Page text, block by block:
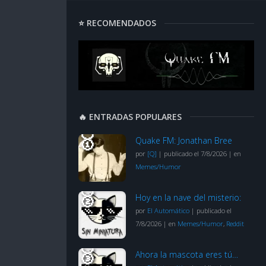
⭐ RECOMENDADOS
🔥 ENTRADAS POPULARES
Quake FM: Jonathan Bree
por [Q] | publicado el 7/8/2026 | en
Memes/Humor
Hoy en la nave del misterio:
por El Automático | publicado el
7/8/2026 | en Memes/Humor, Reddit
Ahora la mascota eres tú…